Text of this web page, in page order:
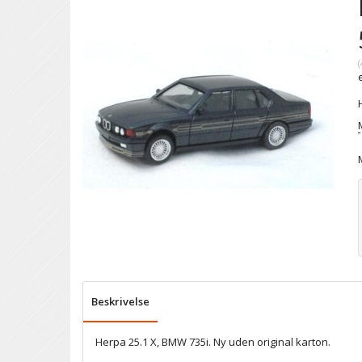
(
Beskrivelse
Herpa 25.1 X, BMW 735i. Ny uden original karton.